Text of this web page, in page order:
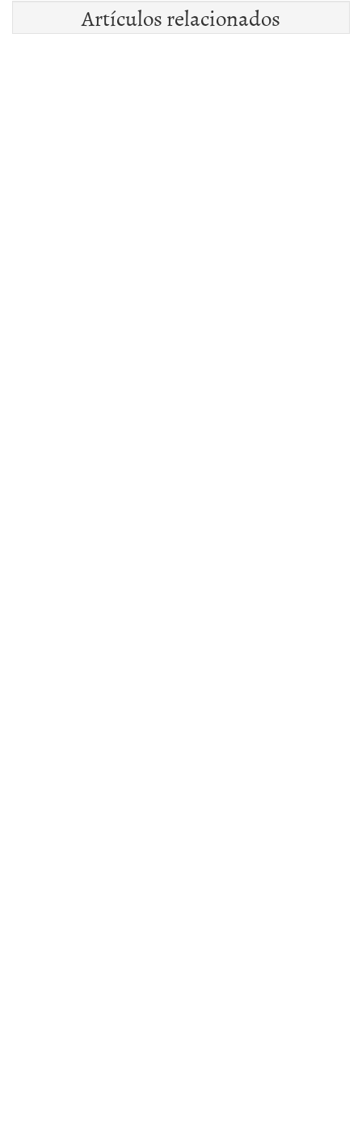
Artículos relacionados